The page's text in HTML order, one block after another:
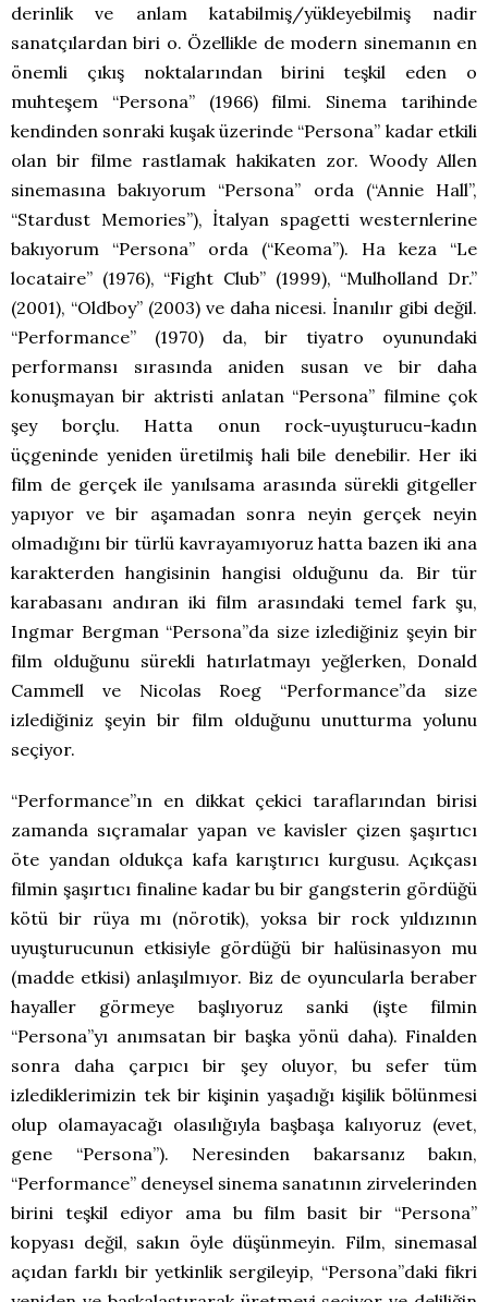
derinlik ve anlam katabilmiş/yükleyebilmiş nadir
sanatçılardan biri o. Özellikle de modern sinemanın en
önemli çıkış noktalarından birini teşkil eden o
muhteşem “Persona” (1966) filmi. Sinema tarihinde
kendinden sonraki kuşak üzerinde “Persona” kadar etkili
olan bir filme rastlamak hakikaten zor. Woody Allen
sinemasına bakıyorum “Persona” orda (“Annie Hall”,
“Stardust Memories”), İtalyan spagetti westernlerine
bakıyorum “Persona” orda (“Keoma”). Ha keza “Le
locataire” (1976), “Fight Club” (1999), “Mulholland Dr.”
(2001), “Oldboy” (2003) ve daha nicesi. İnanılır gibi değil.
“Performance” (1970) da, bir tiyatro oyunundaki
performansı sırasında aniden susan ve bir daha
konuşmayan bir aktristi anlatan “Persona” filmine çok
şey borçlu. Hatta onun rock-uyuşturucu-kadın
üçgeninde yeniden üretilmiş hali bile denebilir. Her iki
film de gerçek ile yanılsama arasında sürekli gitgeller
yapıyor ve bir aşamadan sonra neyin gerçek neyin
olmadığını bir türlü kavrayamıyoruz hatta bazen iki ana
karakterden hangisinin hangisi olduğunu da. Bir tür
karabasanı andıran iki film arasındaki temel fark şu,
Ingmar Bergman “Persona”da size izlediğiniz şeyin bir
film olduğunu sürekli hatırlatmayı yeğlerken, Donald
Cammell ve Nicolas Roeg “Performance”da size
izlediğiniz şeyin bir film olduğunu unutturma yolunu
seçiyor.
“Performance”ın en dikkat çekici taraflarından birisi
zamanda sıçramalar yapan ve kavisler çizen şaşırtıcı
öte yandan oldukça kafa karıştırıcı kurgusu. Açıkçası
filmin şaşırtıcı finaline kadar bu bir gangsterin gördüğü
kötü bir rüya mı (nörotik), yoksa bir rock yıldızının
uyuşturucunun etkisiyle gördüğü bir halüsinasyon mu
(madde etkisi) anlaşılmıyor. Biz de oyuncularla beraber
hayaller görmeye başlıyoruz sanki (işte filmin
“Persona”yı anımsatan bir başka yönü daha). Finalden
sonra daha çarpıcı bir şey oluyor, bu sefer tüm
izlediklerimizin tek bir kişinin yaşadığı kişilik bölünmesi
olup olamayacağı olasılığıyla başbaşa kalıyoruz (evet,
gene “Persona”). Neresinden bakarsanız bakın,
“Performance” deneysel sinema sanatının zirvelerinden
birini teşkil ediyor ama bu film basit bir “Persona”
kopyası değil, sakın öyle düşünmeyin. Film, sinemasal
açıdan farklı bir yetkinlik sergileyip, “Persona”daki fikri